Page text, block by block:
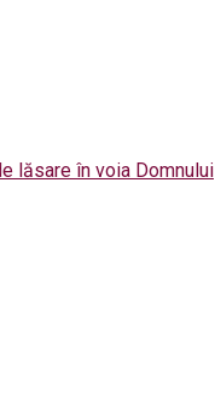
lăsare în voia Domnului